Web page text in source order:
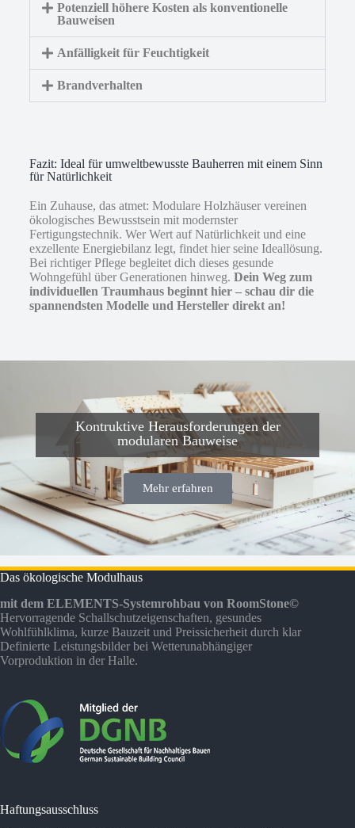
Potenziell höhere Kosten als konventionelle
Bauweisen
Anfälligkeit für Feuchtigkeit
Brandverhalten
Fazit: Ideal für umweltbewusste Bauherren mit einem Sinn
für Natürlichkeit
Ein Zuhause, das atmet: Modulare Holzhäuser vereinen
ökologisches Bewusstsein mit modernster
Fertigungstechnik. Wer Wert auf Natürlichkeit und eine
exzellente Energiebilanz legt, findet hier seine Ideallösung.
Bei richtiger Pflege begleitet dich dieses gesunde
Wohngefühl über Generationen hinweg. Dein Weg zum
individuellen Traumhaus beginnt hier – schau dir die
spannendsten Modelle und Hersteller direkt an!
Kontruktive Herausforderungen der
modularen Bauweise
Mehr erfahren
Das ökologische Modulhaus
mit dem ELEMENTS-Systemrohbau von RoomStone©
Hervorragende Schallschutzeigenschaften, gesundes
Wohlfühlklima, kurze Bauzeit und Preissicherheit durch klar
Definierte Leistungsbilder bei Wetterunabhängiger
Vorproduktion in der Halle.
Haftungsausschluss